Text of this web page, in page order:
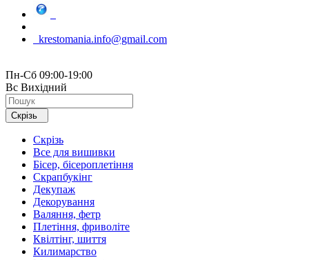
krestomania.info@gmail.com
Пн-Сб 09:00-19:00
Вс Вихідний
Скрізь
Скрізь
Все для вишивки
Бісер, бісероплетіння
Скрапбукінг
Декупаж
Декорування
Валяння, фетр
Плетіння, фриволіте
Квілтінг, шиття
Килимарство